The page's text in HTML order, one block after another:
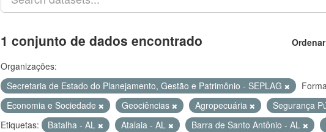
1 conjunto de dados encontrado
Organizações:
Secretaria de Estado do Planejamento, Gestão e Patrimônio - SEPLAG
Economia e Sociedade
Geociências Agropecuária Segurança
Etiquetas:
Batalha - AL Atalaia - AL Barra de Santo Antônio - AL